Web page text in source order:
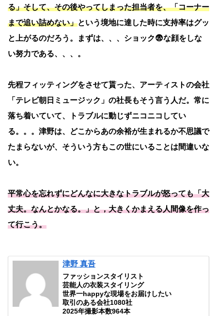
る」そして、その後やってしまった担当者を、「コーナー
まで追い詰めない」という境地に達した時に支持率はグッ
と上がるのだろう。まずは、、、ショック😨な顔をしな
い努力である、、、。
先程フィッティングをさせて貰った、アーティストの会社
「テレビ朝日ミュージック」の社長もそう言う人だ。常に
落ち着いていて、トラブルに動じずニコニコしてい
る。。。津野は、どこからあの余裕が生まれるか不思議で
たまらないが、そういう方もこの世にいることは間違いな
い。
平常心を忘れずにどんなに大きなトラブルが怒っても「大
丈夫。なんとかなる。」と，大きくかまえる人間像を作っ
て行こう。
津野 真吾
ファッションスタイリスト
芸能人の衣装スタイリング
世界一happyな現場をお届けしたい
取引のある会社1080社
2025年撮影本数964本